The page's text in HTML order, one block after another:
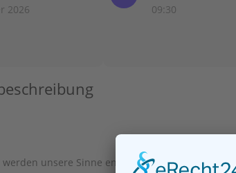
2026 09:30
unsere Sinne entscheidend geprägt: